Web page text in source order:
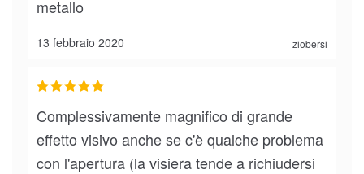
13 febbraio 2020 ziobersi
metallo
Complessivamente magnifico di grande
effetto visivo anche se c'è qualche problema
con l'apertura (la visiera tende a richiudersi